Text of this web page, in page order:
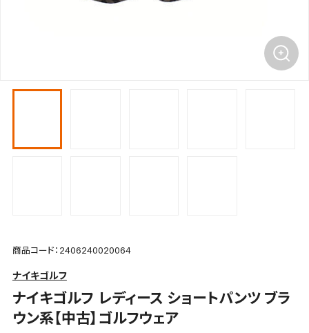
商品コード：2406240020064
ナイキゴルフ
ナイキゴルフ レディース ショートパンツ ブラ
ウン系【中古】ゴルフウェア